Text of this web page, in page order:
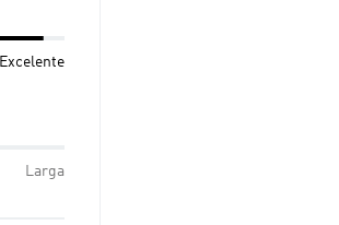
Excelente
Larga